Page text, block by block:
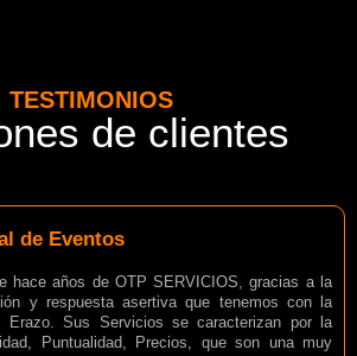
TESTIMONIOS
de clientes
de Eventos
hace años de OTP SERVICIOS, gracias a la
y respuesta asertiva que tenemos con la
Erazo. Sus Servicios se caracterizan por la
Puntualidad, Precios, que son una muy